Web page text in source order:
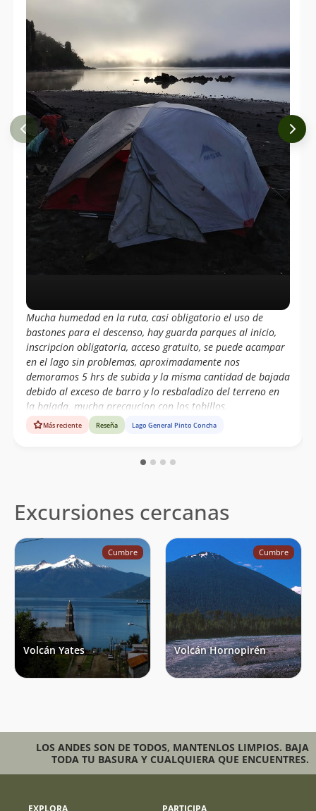
Mucha humedad en la ruta, casi obligatorio el uso de
bastones para el descenso, hay guarda parques al inicio,
inscripcion obligatoria, acceso gratuito, se puede acampar
en el lago sin problemas, aproximadamente nos
demoramos 5 hrs de subida y la misma cantidad de bajada
debido al exceso de barro y lo resbaladizo del terreno en
la bajada. mucha precaucion con los tobillos.
Más reciente Reseña Lago General Pinto Concha
Excursiones cercanas
Cumbre
Volcán Yates
Cumbre
Volcán Hornopirén
LOS ANDES SON DE TODOS, MANTENLOS LIMPIOS. BAJA
TODA TU BASURA Y CUALQUIERA QUE ENCUENTRES.
EXPLORA PARTICIPA